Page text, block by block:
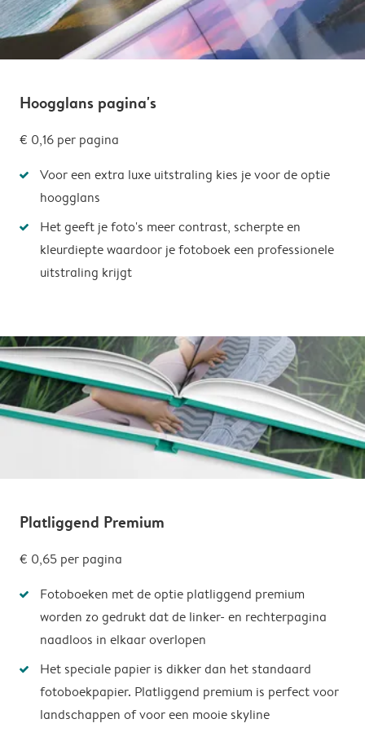
Hoogglans pagina's
€ 0,16 per pagina
Voor een extra luxe uitstraling kies je voor de optie
hoogglans
Het geeft je foto's meer contrast, scherpte en
kleurdiepte waardoor je fotoboek een professionele
uitstraling krijgt
Platliggend Premium
€ 0,65 per pagina
Fotoboeken met de optie platliggend premium
worden zo gedrukt dat de linker- en rechterpagina
naadloos in elkaar overlopen
Het speciale papier is dikker dan het standaard
fotoboekpapier. Platliggend premium is perfect voor
landschappen of voor een mooie skyline